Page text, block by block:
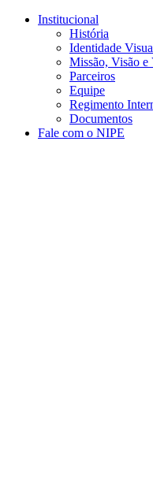
Conteúdo principal
Institucional
História
Identidade
Missão, Visão e
Parceiros
Equipe
Regimento
Documentos
Fale com o NIPE